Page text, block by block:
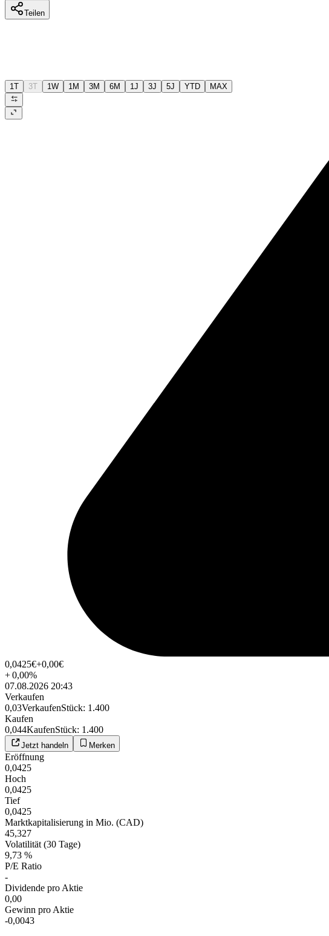
Teilen
1T 3T 1W 1M 3M 6M 1J 3J 5J YTD MAX
0,0425€+0,00€
+0,00%
07.08.2026 20:43
Verkaufen
0,03VerkaufenStück: 1.400
Kaufen
0,044KaufenStück: 1.400
Jetzt handeln Merken
Eröffnung
0,0425
Hoch
0,0425
Tief
0,0425
Marktkapitalisierung in Mio. (CAD)
45,327
Volatilität (30 Tage)
9,73 %
P/E Ratio
-
Dividende pro Aktie
0,00
Gewinn pro Aktie
-0,0043